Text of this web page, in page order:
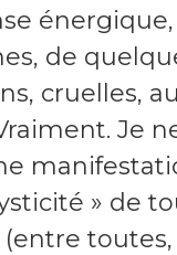
énergique,
de
cruelles,
Je
» de